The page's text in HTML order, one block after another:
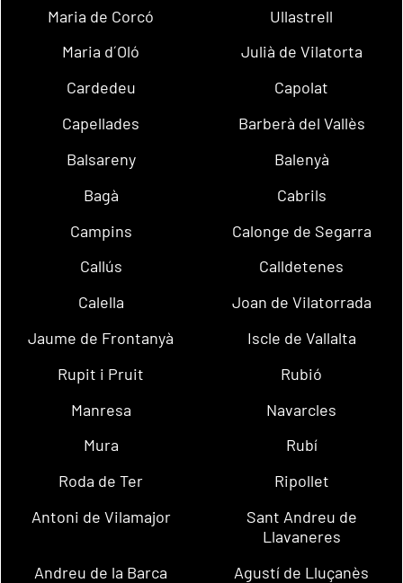
Maria de Corcó
Ullastrell
Maria d´Oló
Julià de Vilatorta
Cardedeu
Capolat
Capellades
Barberà del Vallès
Balsareny
Balenyà
Bagà
Cabrils
Campins
Calonge de Segarra
Callús
Calldetenes
Calella
Joan de Vilatorrada
Jaume de Frontanyà
Iscle de Vallalta
Rupit i Pruit
Rubió
Manresa
Navarcles
Mura
Rubí
Roda de Ter
Ripollet
Antoni de Vilamajor
Sant Andreu de
Llavaneres
Andreu de la Barca
Agustí de Lluçanès